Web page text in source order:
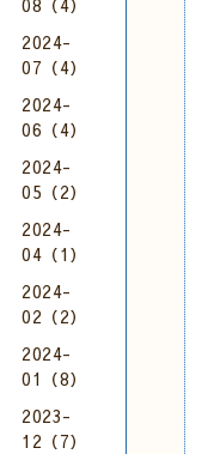
08（4）
2024-
07（4）
2024-
06（4）
2024-
05（2）
2024-
04（1）
2024-
02（2）
2024-
01（8）
2023-
12（7）